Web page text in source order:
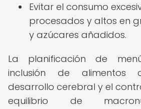
Evitar el consumo
procesados y altos en
y azúcares añadidos.
La planificación de
inclusión de
desarrollo cerebral y el
equilibrio de